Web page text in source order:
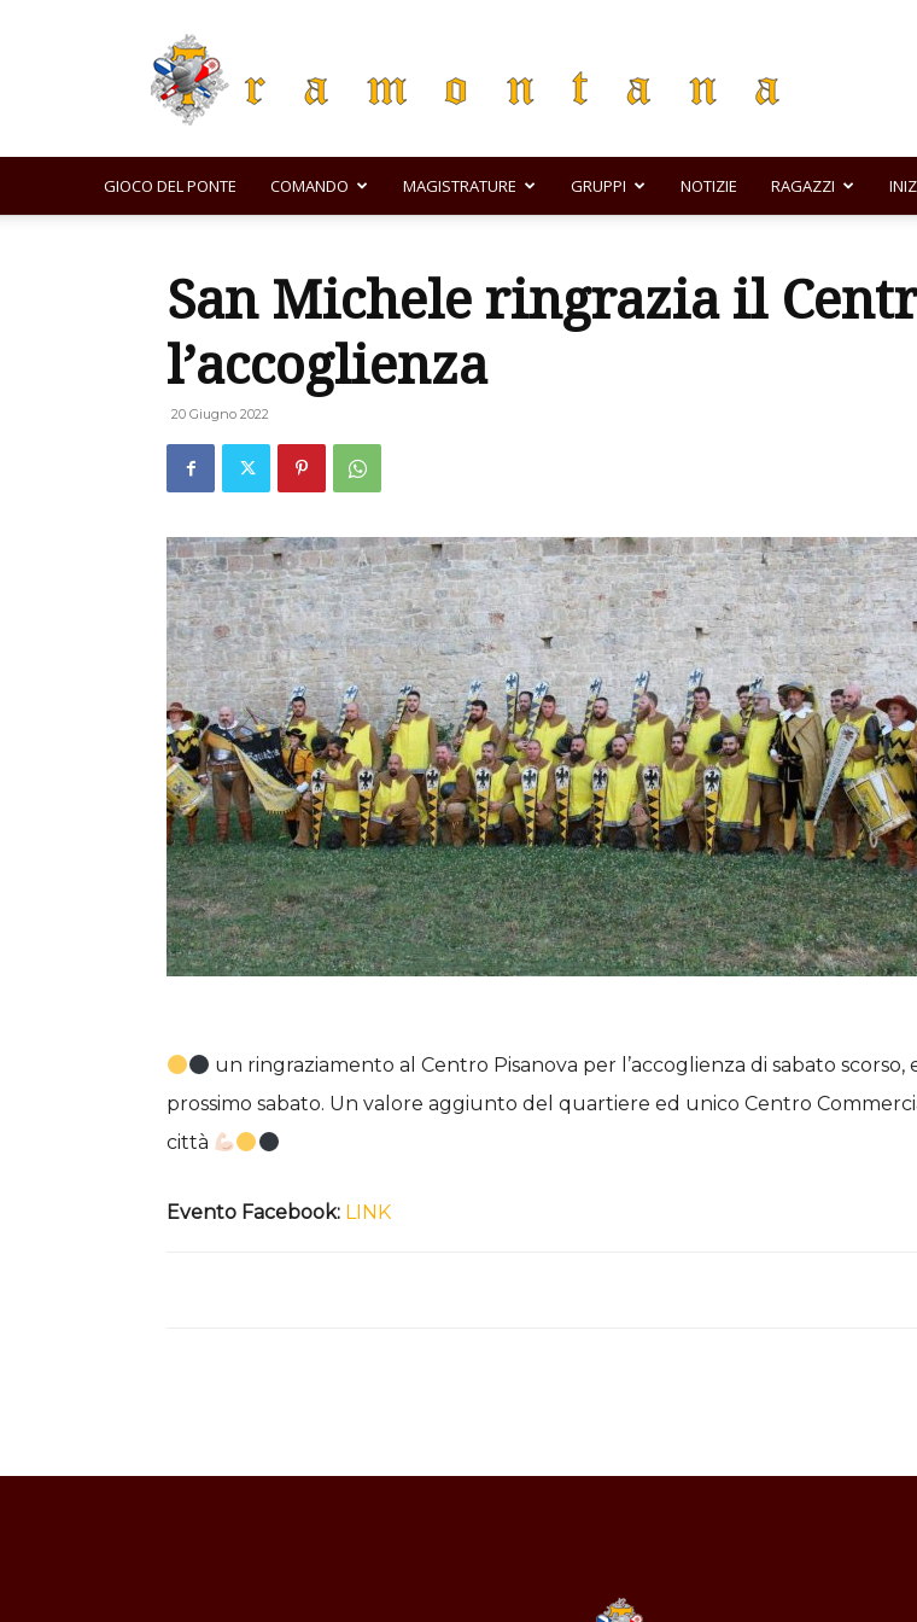
Comando
GIOCO DEL PONTE COMANDO MAGISTRATURE GRUPPI NOTIZIE RAGAZZI
San Michele ringrazia il
l’accoglienza
20 Giugno 2022
un ringraziamento al Centro Pisanova per l’accoglienza di sabato scorso,
prossimo sabato. Un valore aggiunto del quartiere ed unico Centro
città
Evento Facebook: LINK